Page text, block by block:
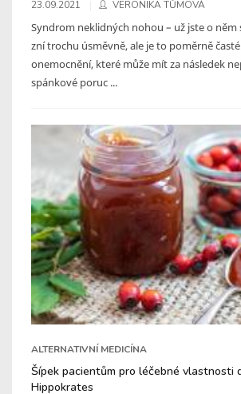
23.09.2021 VERONIKA TŮMOVÁ
Syndrom neklidných nohou – už jste o něm
zní trochu úsměvně, ale je to poměrně
onemocnění, které může mít za následek
spánkové poruc ...
ALTERNATIVNÍ MEDICÍNA
Šípek pacientům pro léčebné vlastnosti
Hippokrates